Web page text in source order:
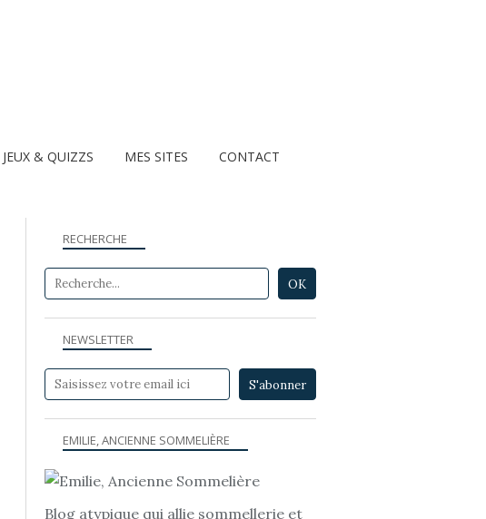
JEUX & QUIZZS MES SITES CONTACT
NEWSLETTER
RECHERCHE
EMILIE, ANCIENNE SOMMELIÈRE
Blog atypique qui allie sommellerie et